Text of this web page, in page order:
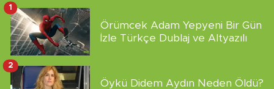
Örümcek Adam Yepyeni Bir Gün
İzle Türkçe Dublaj ve Altyazılı
1
Öykü Didem Aydın Neden Öldü?
2